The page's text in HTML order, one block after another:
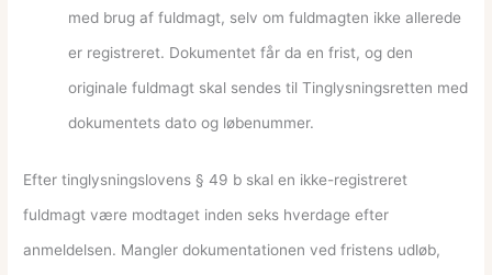
med brug af fuldmagt, selv om fuldmagten ikke allerede
er registreret. Dokumentet får da en frist, og den
originale fuldmagt skal sendes til Tinglysningsretten med
dokumentets dato og løbenummer.
Efter tinglysningslovens § 49 b skal en ikke-registreret
fuldmagt være modtaget inden seks hverdage efter
anmeldelsen. Mangler dokumentationen ved fristens udløb,